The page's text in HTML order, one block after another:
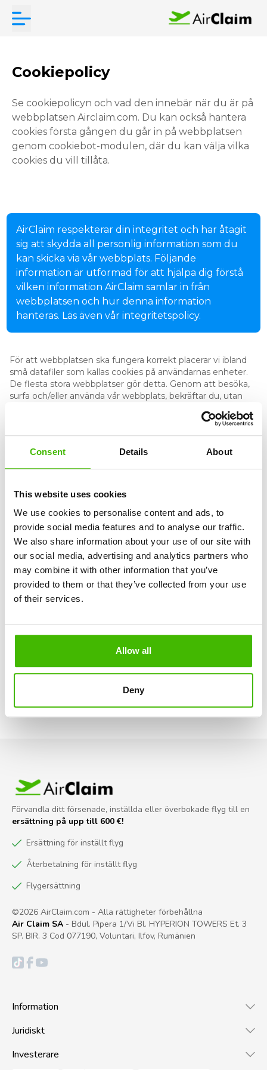
Consent Details About
This website uses cookies
We use cookies to personalise content and ads, to
provide social media features and to analyse our traffic.
We also share information about your use of our site with
our social media, advertising and analytics partners who
may combine it with other information that you’ve
provided to them or that they’ve collected from your use
of their services.
Allow all
Deny
Cookiepolicy
Se cookiepolicyn och vad den innebär när du är på
webbplatsen Airclaim.com. Du kan också hantera
cookies första gången du går in på webbplatsen
genom cookiebot-modulen, där du kan välja vilka
cookies du vill tillåta.
AirClaim respekterar din integritet och har åtagit
sig att skydda all personlig information som du
kan skicka via vår webbplats. Följande
information är utformad för att hjälpa dig förstå
vilken information AirClaim samlar in från
webbplatsen och hur denna information
hanteras. Läs även vår integritetspolicy.
För att webbplatsen ska fungera korrekt placerar vi ibland
små datafiler som kallas cookies på användarnas enheter.
De flesta stora webbplatser gör detta. Genom att besöka,
surfa och/eller använda vår webbplats, bekräftar du, utan
samtyckt till att vara bunden av villkoren i denna policy och
Vad är cookies?
Vilka är de olika typerna av cookies?
Hur använder vi cookies?
Hur kan cookies kontrolleras?
Förvandla ditt försenade, inställda eller överbokade flyg till en
ersättning på upp till 600 €!
Ersättning för inställt flyg
Återbetalning för inställt flyg
Flygersättning
©2026 AirClaim.com - Alla rättigheter förbehållna
Air Claim SA - Bdul. Pipera 1/Vi Bl. HYPERION TOWERS Et. 3
SP. BIR. 3 Cod 077190, Voluntari, Ilfov, Rumänien
Information
Juridiskt
Investerare